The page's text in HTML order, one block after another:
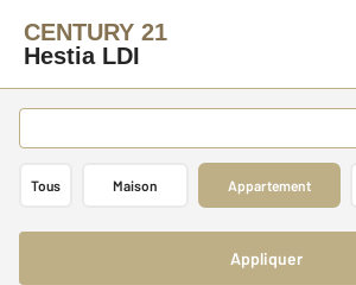
CENTURY 21
Hestia LDI
Tous Maison Appartement
Appliquer